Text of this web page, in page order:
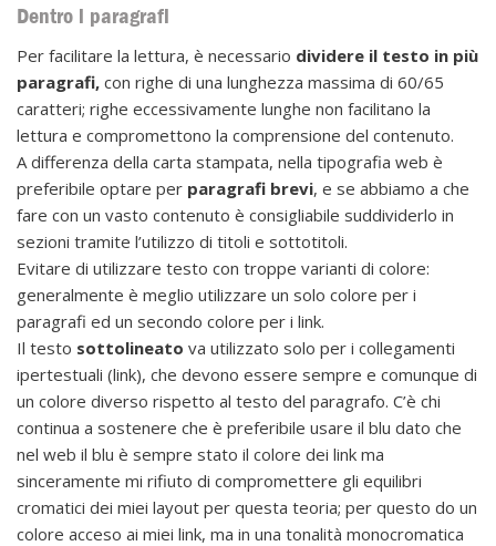
Dentro i paragrafi
Per facilitare la lettura, è necessario dividere il testo in più
paragrafi, con righe di una lunghezza massima di 60/65
caratteri; righe eccessivamente lunghe non facilitano la
lettura e compromettono la comprensione del contenuto.
A differenza della carta stampata, nella tipografia web è
preferibile optare per paragrafi brevi, e se abbiamo a che
fare con un vasto contenuto è consigliabile suddividerlo in
sezioni tramite l’utilizzo di titoli e sottotitoli.
Evitare di utilizzare testo con troppe varianti di colore:
generalmente è meglio utilizzare un solo colore per i
paragrafi ed un secondo colore per i link.
Il testo sottolineato va utilizzato solo per i collegamenti
ipertestuali (link), che devono essere sempre e comunque di
un colore diverso rispetto al testo del paragrafo. C’è chi
continua a sostenere che è preferibile usare il blu dato che
nel web il blu è sempre stato il colore dei link ma
sinceramente mi rifiuto di compromettere gli equilibri
cromatici dei miei layout per questa teoria; per questo do un
colore acceso ai miei link, ma in una tonalità monocromatica